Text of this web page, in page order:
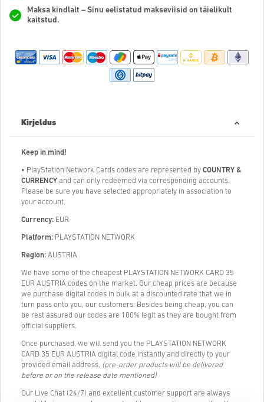
Maksa kindlalt – Sinu eelistatud makseviisid on täielikult
kaitstud.
Kirjeldus
Keep in mind!
• PlayStation Network Cards codes are represented by COUNTRY &
CURRENCY and can only redeemed via corresponding accounts.
Please be sure you have selected appropriately in association to
your account.
Currency: EUR
Platform: PLAYSTATION NETWORK
Region: AUSTRIA
We have some of the cheapest PLAYSTATION NETWORK CARD 35
EUR AUSTRIA codes on the market. Our cheap prices are because
we purchase digital codes in bulk at a discounted rate that we in
turn pass onto you, our customers. Besides being cheap, you can
be rest assured our codes are 100% legit as they are bought from
official suppliers.
Once purchased, we will send you the PLAYSTATION NETWORK
CARD 35 EUR AUSTRIA digital code instantly and directly to your
provided email address. (pre-order products will be delivered
before or on the release date mentioned)
Our Live Chat (24/7) and excellent customer support are always